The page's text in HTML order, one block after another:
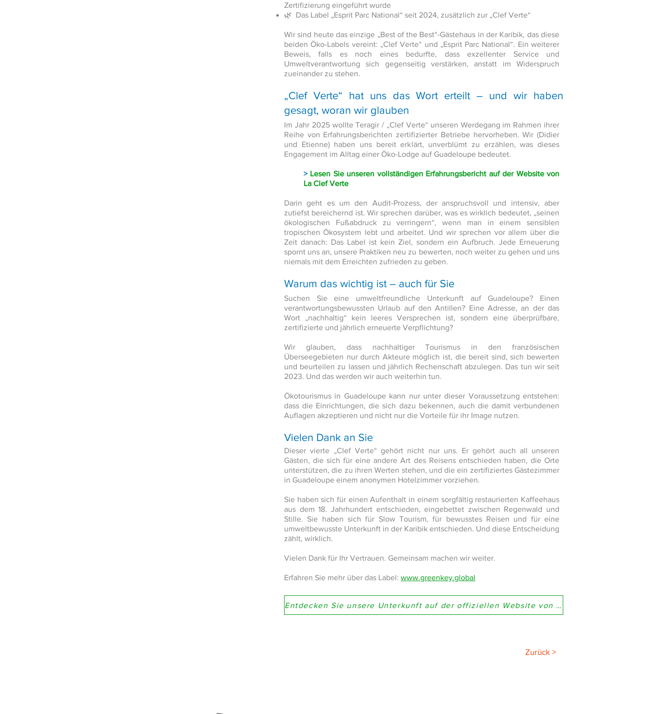
Zertifizierung eingeführt wurde
🌿 Das Label „Esprit Parc National“ seit 2024, zusätzlich zur „Clef Verte“
Wir sind heute das einzige „Best of the Best“-Gästehaus in der Karibik, das diese
beiden Öko-Labels vereint: „Clef Verte“ und „Esprit Parc National“. Ein weiterer
Beweis, falls es noch eines bedurfte, dass exzellenter Service und
Umweltverantwortung sich gegenseitig verstärken, anstatt im Widerspruch
zueinander zu stehen.
„Clef Verte“ hat uns das Wort erteilt – und wir haben
gesagt, woran wir glauben
Im Jahr 2025 wollte Teragir / „Clef Verte“ unseren Werdegang im Rahmen ihrer
Reihe von Erfahrungsberichten zertifizierter Betriebe hervorheben. Wir (Didier
und Etienne) haben uns bereit erklärt, unverblümt zu erzählen, was dieses
Engagement im Alltag einer Öko-Lodge auf Guadeloupe bedeutet.
> Lesen Sie unseren vollständigen Erfahrungsbericht auf der Website von
La Clef Verte
Darin geht es um den Audit-Prozess, der anspruchsvoll und intensiv, aber
zutiefst bereichernd ist. Wir sprechen darüber, was es wirklich bedeutet, „seinen
ökologischen Fußabdruck zu verringern“, wenn man in einem sensiblen
tropischen Ökosystem lebt und arbeitet. Und wir sprechen vor allem über die
Zeit danach: Das Label ist kein Ziel, sondern ein Aufbruch. Jede Erneuerung
spornt uns an, unsere Praktiken neu zu bewerten, noch weiter zu gehen und uns
niemals mit dem Erreichten zufrieden zu geben.
Warum das wichtig ist – auch für Sie
Suchen Sie eine umweltfreundliche Unterkunft auf Guadeloupe? Einen
verantwortungsbewussten Urlaub auf den Antillen? Eine Adresse, an der das
Wort „nachhaltig“ kein leeres Versprechen ist, sondern eine überprüfbare,
zertifizierte und jährlich erneuerte Verpflichtung?
Wir glauben, dass nachhaltiger Tourismus in den französischen
Überseegebieten nur durch Akteure möglich ist, die bereit sind, sich bewerten
und beurteilen zu lassen und jährlich Rechenschaft abzulegen. Das tun wir seit
2023. Und das werden wir auch weiterhin tun.
Ökotourismus in Guadeloupe kann nur unter dieser Voraussetzung entstehen:
dass die Einrichtungen, die sich dazu bekennen, auch die damit verbundenen
Auflagen akzeptieren und nicht nur die Vorteile für ihr Image nutzen.
Vielen Dank an Sie
Dieser vierte „Clef Verte“ gehört nicht nur uns. Er gehört auch all unseren
Gästen, die sich für eine andere Art des Reisens entschieden haben, die Orte
unterstützen, die zu ihren Werten stehen, und die ein zertifiziertes Gästezimmer
in Guadeloupe einem anonymen Hotelzimmer vorziehen.
Sie haben sich für einen Aufenthalt in einem sorgfältig restaurierten Kaffeehaus
aus dem 18. Jahrhundert entschieden, eingebettet zwischen Regenwald und
Stille. Sie haben sich für Slow Tourism, für bewusstes Reisen und für eine
umweltbewusste Unterkunft in der Karibik entschieden. Und diese Entscheidung
zählt, wirklich.
Vielen Dank für Ihr Vertrauen. Gemeinsam machen wir weiter.
Erfahren Sie mehr über das Label: www.greenkey.global
Entdecken Sie unsere Unterkunft auf der offiziellen Website von CLEF VERTE
Zurück >